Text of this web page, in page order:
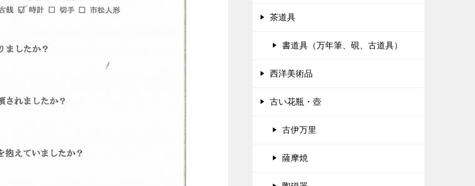
茶道具
書道具（万年筆、硯、古道具）
西洋美術品
古い花瓶・壺
古伊万里
薩摩焼